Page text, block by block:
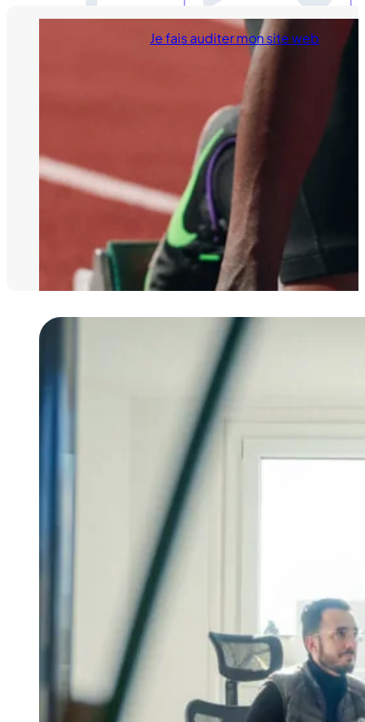
Je fais auditer mon site web